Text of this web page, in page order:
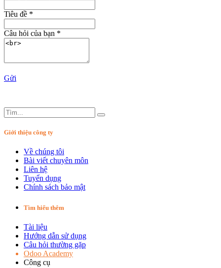
Tiêu đề *
Câu hỏi của bạn *
Gửi
Giới thiệu công ty
Về chúng tôi
Bài viết chuyên môn
Liên hệ
Tuyển dụng
Chính sách bảo mật
Tìm hiểu thêm
Tài liệu
Hướng dẫn sử dụng
Câu hỏi thường gặp
Odoo Academy
Công cụ